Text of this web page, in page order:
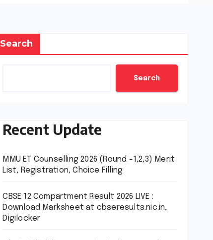
Search
Search
Recent Update
MMU ET Counselling 2026 (Round -1,2,3) Merit
List, Registration, Choice Filling
CBSE 12 Compartment Result 2026 LIVE :
Download Marksheet at cbseresults.nic.in,
Digilocker